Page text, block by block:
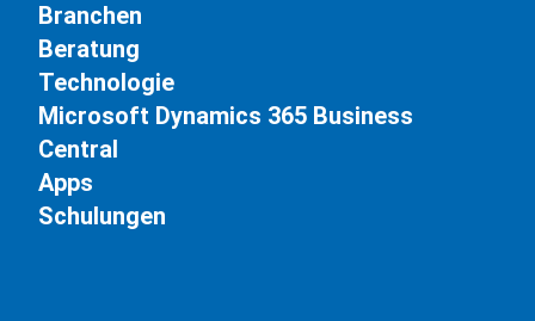
Branchen
Beratung
Technologie
Microsoft Dynamics 365 Business
Central
Apps
Schulungen